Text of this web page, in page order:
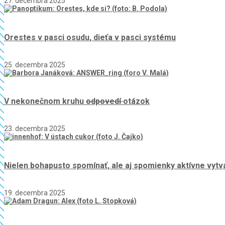
Orestes v pasci osudu, dieťa v pasci systému
25. decembra 2025
V nekonečnom kruhu odpovedíotázok
23. decembra 2025
Nielen bohapusto spomínať, ale aj spomienky aktívne
19. decembra 2025